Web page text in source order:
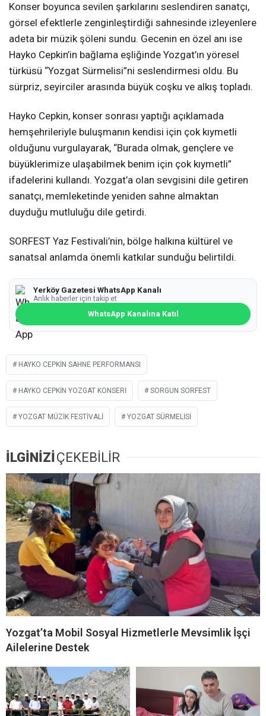
Konser boyunca sevilen şarkılarını seslendiren sanatçı,
görsel efektlerle zenginleştirdiği sahnesinde izleyenlere
adeta bir müzik şöleni sundu. Gecenin en özel anı ise
Hayko Cepkin’in bağlama eşliğinde Yozgat’ın yöresel
türküsü “Yozgat Sürmelisi”ni seslendirmesi oldu. Bu
sürpriz, seyirciler arasında büyük coşku ve alkış topladı.
Hayko Cepkin, konser sonrası yaptığı açıklamada
hemşehrileriyle buluşmanın kendisi için çok kıymetli
olduğunu vurgulayarak, “Burada olmak, gençlere ve
büyüklerimize ulaşabilmek benim için çok kıymetli”
ifadelerini kullandı. Yozgat’a olan sevgisini dile getiren
sanatçı, memleketinde yeniden sahne almaktan
duyduğu mutluluğu dile getirdi.
SORFEST Yaz Festivali’nin, bölge halkına kültürel ve
sanatsal anlamda önemli katkılar sunduğu belirtildi.
Yerköy Gazetesi WhatsApp Kanalı
Anlık haberler için takip et
WhatsApp Kanalına Katıl
HAYKO CEPKIN SAHNE PERFORMANSI
HAYKO CEPKIN YOZGAT KONSERI SORGUN SORFEST
YOZGAT MÜZIK FESTIVALI YOZGAT SÜRMELISI
İLGİNİZİ ÇEKEBİLİR
Yozgat’ta Mobil Sosyal Hizmetlerle Mevsimlik İşçi
Ailelerine Destek